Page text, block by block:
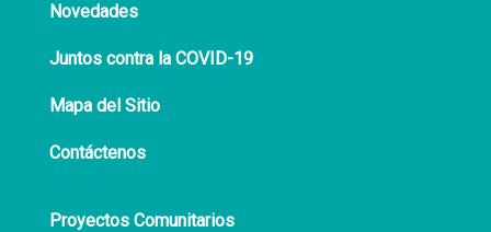
Novedades
Juntos contra la COVID-19
Mapa del Sitio
Contáctenos
Proyectos Comunitarios